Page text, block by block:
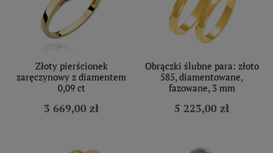
Złoty pierścionek
zaręczynowy z diamentem
0,09 ct
3 669,00 zł
Obrączki ślubne para: złoto
585, diamentowane,
fazowane, 3 mm
5 223,00 zł